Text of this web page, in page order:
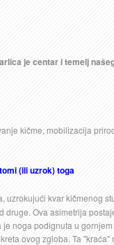
je centar i temelj
kičme, mobilizacija
(ili uzrok) toga
kvar kičmenog
druge. Ova asimetrija
noga podignuta u
ovog zgloba. Ta "kraća"